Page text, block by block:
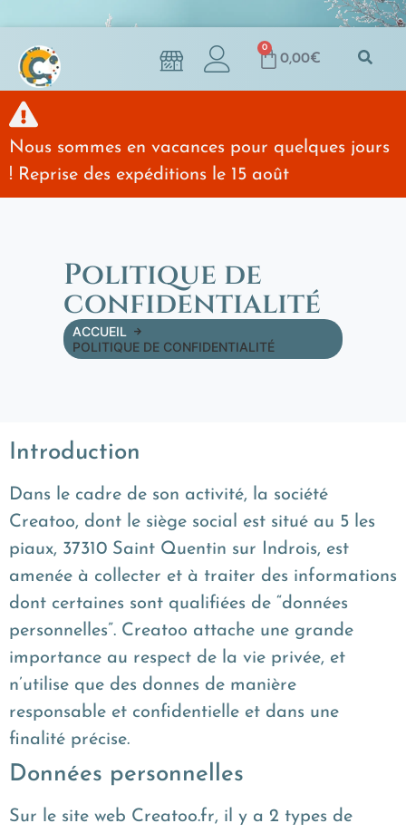
0,00€
0
Nous sommes en vacances pour quelques jours
! Reprise des expéditions le 15 août
Politique de
confidentialité
ACCUEIL
POLITIQUE DE CONFIDENTIALITÉ
Introduction
Dans le cadre de son activité, la société
Creatoo, dont le siège social est situé au 5 les
piaux, 37310 Saint Quentin sur Indrois, est
amenée à collecter et à traiter des informations
dont certaines sont qualifiées de “données
personnelles”. Creatoo attache une grande
importance au respect de la vie privée, et
n’utilise que des donnes de manière
responsable et confidentielle et dans une
finalité précise.
Données personnelles
Sur le site web Creatoo.fr, il y a 2 types de